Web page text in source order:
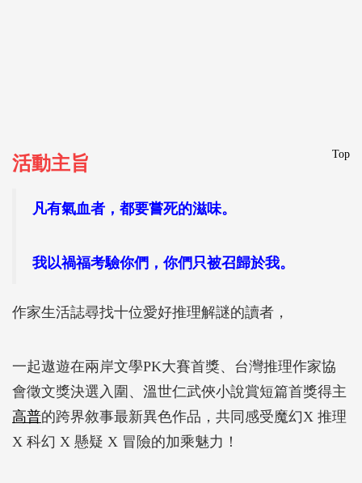
Top
活動主旨
凡有氣血者，都要嘗死的滋味。
我以禍福考驗你們，你們只被召歸於我。
作家生活誌尋找十位愛好推理解謎的讀者，
一起遨遊在兩岸文學PK大賽首獎、台灣推理作家協
會徵文獎決選入圍、溫世仁武俠小說賞短篇首獎得主
高普的跨界敘事最新異色作品，共同感受魔幻X 推理
X 科幻 X 懸疑 X 冒險的加乘魅力！